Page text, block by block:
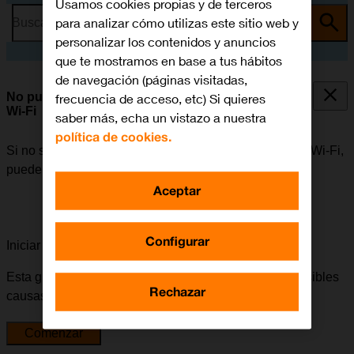
Busca por problema o tema
No puedo utilizar mi móvil como punto de acceso
Wi-Fi
Si no se puede utilizar el móvil como punto de acceso Wi-Fi,
puede haber varias causas posibles al problema.
Iniciar la guía para solucionar tu problema
Esta guía te va a conducir a través de una serie de posibles
causas y soluciones al problema.
Comenzar
Usamos cookies propias y de terceros
para analizar cómo utilizas este sitio web y
personalizar los contenidos y anuncios
que te mostramos en base a tus hábitos
de navegación (páginas visitadas,
frecuencia de acceso, etc) Si quieres
saber más, echa un vistazo a nuestra
política de cookies.
Configurar
Rechazar
Aceptar